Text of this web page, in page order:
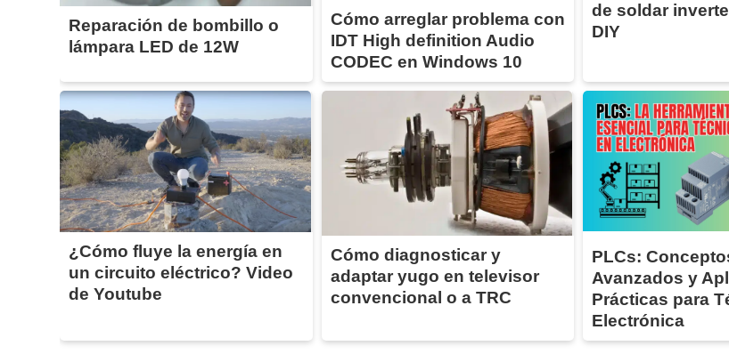
Reparación de bombillo o
lámpara LED de 12W
Cómo arreglar problema con
IDT High definition Audio
CODEC en Windows 10
de soldar
DIY
¿Cómo fluye la energía en
un circuito eléctrico? Video
de Youtube
Cómo diagnosticar y
adaptar yugo en televisor
convencional o a TRC
PLCs:
Avanzados y
Prácticas para
Electrónica